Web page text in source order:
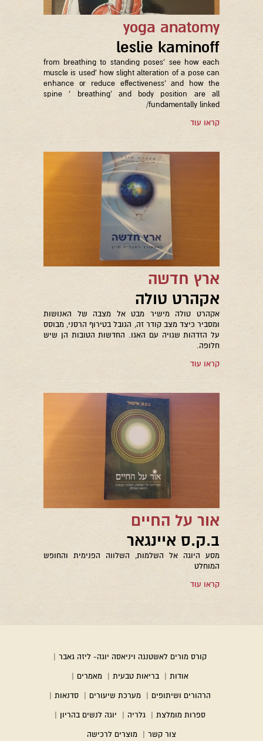
yoga anatomy
leslie kaminoff
from breathing to standing poses' see how each
muscle is used' how slight alteration of a pose can
enhance or reduce effectiveness' and how the
spine ' breathing' and body position are all
fundamentally linked/
קראו עוד
ארץ חדשה
אקהרט טולה
אקהרט טולה מישיר מבט אל מצבה של האנושות
ומסביר כיצד מצב קודר זה, הגובל בטירוף הרסני, מבוסס
על הזדהות שגויה עם האגו. החדשות הטובות הן שיש
חלופה.
קראו עוד
אור על החיים
ב.ק.ס איינגאר
מסע היוגה אל השלמות, השלווה הפנימית והחופש
המוחלט
קראו עוד
קורס מורים לאשטנגה ויניאסה יוגה- ליזה גאבר
אודות בריאות טבעית מאמרים
הרהורים ושיתופים מערכת שיעורים סדנאות
ספרות מומלצת גלריה יוגה לנשים בהריון
צור קשר מוצרים לרכישה